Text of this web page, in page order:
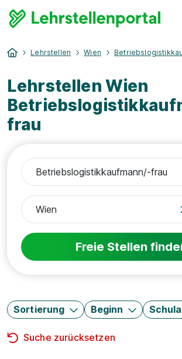
Lehrstellen Wien
Lehrstellen Wien
frau
Freie Stellen
Sortierung Beginn
Suche zurücksetzen